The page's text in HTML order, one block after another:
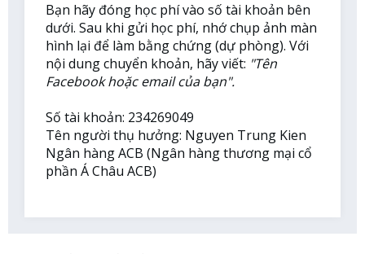
Bạn hãy đóng học phí vào số tài khoản bên
dưới. Sau khi gửi học phí, nhớ chụp ảnh màn
hình lại để làm bằng chứng (dự phòng). Với
nội dung chuyển khoản, hãy viết: "Tên
Facebook hoặc email của bạn".
Số tài khoản: 234269049
Tên người thụ hưởng: Nguyen Trung Kien
Ngân hàng ACB (Ngân hàng thương mại cổ
phần Á Châu ACB)